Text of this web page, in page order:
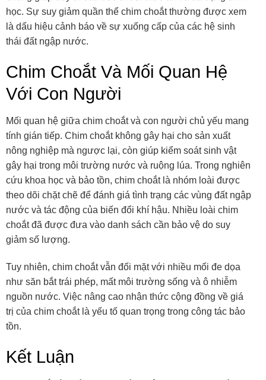
học. Sự suy giảm quần thể chim choắt thường được xem
là dấu hiệu cảnh báo về sự xuống cấp của các hệ sinh
thái đất ngập nước.
Chim Choắt Và Mối Quan Hệ
Với Con Người
Mối quan hệ giữa chim choắt và con người chủ yếu mang
tính gián tiếp. Chim choắt không gây hại cho sản xuất
nông nghiệp mà ngược lại, còn giúp kiểm soát sinh vật
gây hại trong môi trường nước và ruộng lúa. Trong nghiên
cứu khoa học và bảo tồn, chim choắt là nhóm loài được
theo dõi chặt chẽ để đánh giá tình trạng các vùng đất ngập
nước và tác động của biến đổi khí hậu. Nhiều loài chim
choắt đã được đưa vào danh sách cần bảo vệ do suy
giảm số lượng.
Tuy nhiên, chim choắt vẫn đối mặt với nhiều mối đe dọa
như săn bắt trái phép, mất môi trường sống và ô nhiễm
nguồn nước. Việc nâng cao nhận thức cộng đồng về giá
trị của chim choắt là yếu tố quan trọng trong công tác bảo
tồn.
Kết Luận